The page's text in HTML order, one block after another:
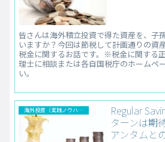
皆さんは海外積立投資で得た資産を、子
いますか？今回は節税して計画通りの資
税金に関するお話です。※税金に関する
理士に相談または各自国税庁のホームペ
い。
海外投資（実践ノウハウ）
Regular
ターンは期
アンタムと